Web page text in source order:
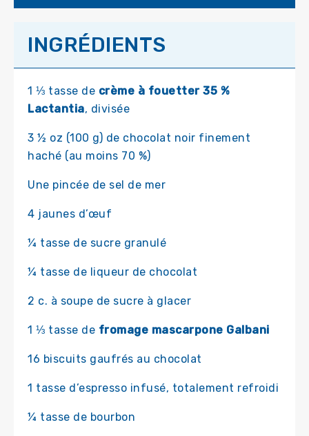
INGRÉDIENTS
1 ⅓ tasse de crème à fouetter 35 %
Lactantia, divisée
3 ½ oz (100 g) de chocolat noir finement
haché (au moins 70 %)
Une pincée de sel de mer
4 jaunes d’œuf
¼ tasse de sucre granulé
¼ tasse de liqueur de chocolat
2 c. à soupe de sucre à glacer
1 ⅓ tasse de fromage mascarpone Galbani
16 biscuits gaufrés au chocolat
1 tasse d’espresso infusé, totalement refroidi
¼ tasse de bourbon